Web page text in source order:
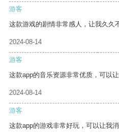
游客
这款游戏的剧情非常感人，让我久久
2024-08-14
游客
这款app的音乐资源非常优质，可以
2024-08-14
游客
这款app的游戏非常好玩，可以让我消